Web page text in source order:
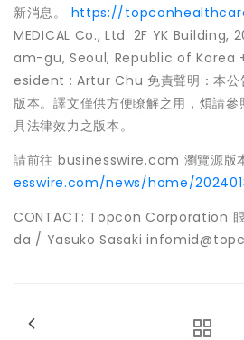
新消息。 https://
MEDICAL Co., Ltd. 2F YK Building,
am-gu, Seoul, Republic of
esident : Artur Chu 免責聲明：本公
版本。譯文僅供方便瞭解之用，煩請
具法律效力之版本。
請前往 businesswire.com 瀏覽源版
esswire.com/news/home/
CONTACT: Topcon Corporation
da / Yasuko Sasaki